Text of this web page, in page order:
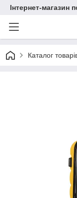
Інтернет-магазин
Каталог